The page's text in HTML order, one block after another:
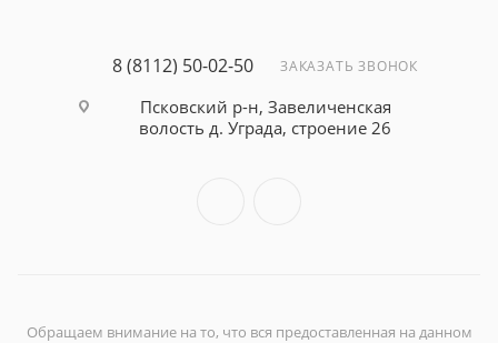
8 (8112) 50-02-50 ЗАКАЗАТЬ ЗВОНОК
Псковский р-н, Завеличенская
волость д. Уграда, строение 26
Обращаем внимание на то, что вся предоставленная на данном